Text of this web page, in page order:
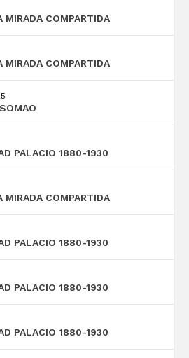
MIRADA COMPARTIDA
MIRADA COMPARTIDA
PALACIO 1880-1930
MIRADA COMPARTIDA
PALACIO 1880-1930
PALACIO 1880-1930
PALACIO 1880-1930